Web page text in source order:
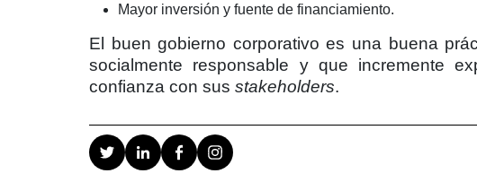
Mayor inversión y fuente de financiamiento.
El buen gobierno corporativo es una buena
socialmente responsable y que incremente
confianza con sus stakeholders.